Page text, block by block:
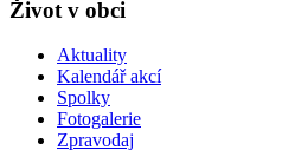
Život v obci
Aktuality
Kalendář akcí
Spolky
Fotogalerie
Zpravodaj